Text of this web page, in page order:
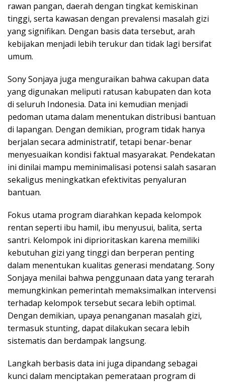
rawan pangan, daerah dengan tingkat kemiskinan
tinggi, serta kawasan dengan prevalensi masalah gizi
yang signifikan. Dengan basis data tersebut, arah
kebijakan menjadi lebih terukur dan tidak lagi bersifat
umum.
Sony Sonjaya juga menguraikan bahwa cakupan data
yang digunakan meliputi ratusan kabupaten dan kota
di seluruh Indonesia. Data ini kemudian menjadi
pedoman utama dalam menentukan distribusi bantuan
di lapangan. Dengan demikian, program tidak hanya
berjalan secara administratif, tetapi benar-benar
menyesuaikan kondisi faktual masyarakat. Pendekatan
ini dinilai mampu meminimalisasi potensi salah sasaran
sekaligus meningkatkan efektivitas penyaluran
bantuan.
Fokus utama program diarahkan kepada kelompok
rentan seperti ibu hamil, ibu menyusui, balita, serta
santri. Kelompok ini diprioritaskan karena memiliki
kebutuhan gizi yang tinggi dan berperan penting
dalam menentukan kualitas generasi mendatang. Sony
Sonjaya menilai bahwa penggunaan data yang terarah
memungkinkan pemerintah memaksimalkan intervensi
terhadap kelompok tersebut secara lebih optimal.
Dengan demikian, upaya penanganan masalah gizi,
termasuk stunting, dapat dilakukan secara lebih
sistematis dan berdampak langsung.
Langkah berbasis data ini juga dipandang sebagai
kunci dalam menciptakan pemerataan program di